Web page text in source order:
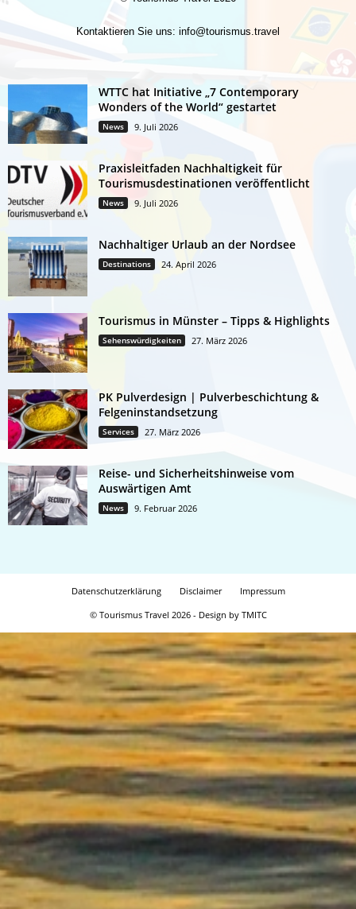
Kontaktieren Sie uns: info@tourismus.travel
WTTC hat Initiative „7 Contemporary
Wonders of the World“ gestartet
News 9. Juli 2026
Praxisleitfaden Nachhaltigkeit für
Tourismusdestinationen veröffentlicht
News 9. Juli 2026
Nachhaltiger Urlaub an der Nordsee
Destinations 24. April 2026
Tourismus in Münster – Tipps & Highlights
Sehenswürdigkeiten 27. März 2026
PK Pulverdesign | Pulverbeschichtung &
Felgeninstandsetzung
Services 27. März 2026
Reise- und Sicherheitshinweise vom
Auswärtigen Amt
News 9. Februar 2026
Datenschutzerklärung Disclaimer
Impressum
© Tourismus Travel 2026 - Design by TMITC